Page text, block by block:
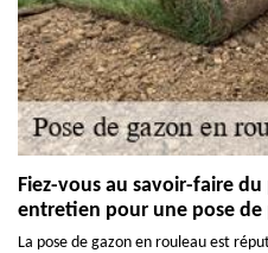
Fiez-vous au savoir-faire
entretien pour une pose de
La pose de gazon en rouleau est